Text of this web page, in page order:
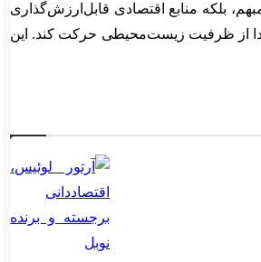
بلکه منابع اقتصادی قابل‌ارزش‌گذاری
از ظرفیت زیست‌محیطی حرکت کند. این